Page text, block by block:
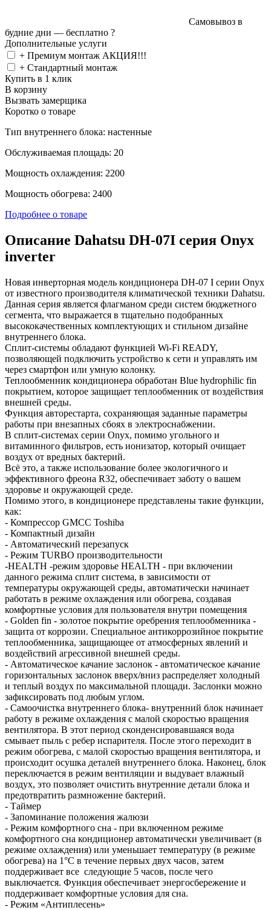
Самовывоз в
будние дни — бесплатно ?
Дополнительные услуги
+ Премиум монтаж АКЦИЯ!!!
+ Стандартный монтаж
Купить в 1 клик
В корзину
Вызвать замерщика
Коротко о товаре
Тип внутреннего блока: настенные
Обслуживаемая площадь: 20
Мощность охлаждения: 2200
Мощность обогрева: 2400
Подробнее о товаре
Описание Dahatsu DH-07I серия Onyx
inverter
Новая инверторная модель кондиционера DH-07 I серии Onyx
от известного производителя климатической техники Dahatsu.
Данная серия является флагманом среди систем бюджетного
сегмента, что выражается в тщательно подобранных
высококачественных комплектующих и стильном дизайне
внутреннего блока.
Сплит-системы обладают функцией Wi-Fi READY,
позволяющей подключить устройство к сети и управлять им
через смартфон или умную колонку.
Теплообменник кондиционера обработан Blue hydrophilic fin
покрытием, которое защищает теплообменник от воздействия
внешней среды.
Функция авторестарта, сохраняющая заданные параметры
работы при внезапных сбоях в электроснабжении.
В сплит-системах серии Onyx, помимо угольного и
витаминного фильтров, есть ионизатор, который очищает
воздух от вредных бактерий.
Всё это, а также использование более экологичного и
эффективного фреона R32, обеспечивает заботу о вашем
здоровье и окружающей среде.
Помимо этого, в кондиционере представлены такие функции,
как:
- Компрессор GMCC Toshiba
- Компактный дизайн
- Автоматический перезапуск
- Режим TURBO производительности
-HEALTH -режим здоровье HEALTH - при включении
данного режима сплит система, в зависимости от
температуры окружающей среды, автоматически начинает
работать в режиме охлаждения или обогрева, создавая
комфортные условия для пользователя внутри помещения
- Golden fin - золотое покрытие оребрения теплообменника -
защита от коррозии. Специальное антикоррозийное покрытие
теплообменника, защищающее от атмосферных явлений и
воздействий агрессивной внешней среды.
- Автоматическое качание заслонок - автоматическое качание
горизонтальных заслонок вверх/вниз распределяет холодный
и теплый воздух по максимальной площади. Заслонки можно
зафиксировать под любым углом.
- Самоочистка внутреннего блока- внутренний блок начинает
работу в режиме охлаждения с малой скоростью вращения
вентилятора. В этот период сконденсировавшаяся вода
смывает пыль с ребер испарителя. После этого переходит в
режим обогрева, с малой скоростью вращения вентилятора, и
происходит осушка деталей внутреннего блока. Наконец, блок
переключается в режим вентиляции и выдувает влажный
воздух, это позволяет очистить внутренние детали блока и
предотвратить размножение бактерий.
- Таймер
- Запоминание положения жалюзи
- Режим комфортного сна - при включенном режиме
комфортного сна кондиционер автоматически увеличивает (в
режиме охлаждения) или уменьшает температуру (в режиме
обогрева) на 1°С в течение первых двух часов, затем
поддерживает все следующие 5 часов, после чего
выключается. Функция обеспечивает энергосбережение и
поддерживает комфортные условия для сна.
- Режим «Антиплесень»